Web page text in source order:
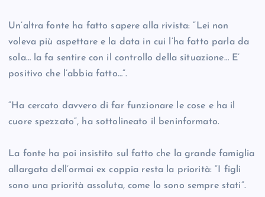
Un’altra fonte ha fatto sapere alla rivista: “Lei non
voleva più aspettare e la data in cui l’ha fatto parla da
sola… la fa sentire con il controllo della situazione… E’
positivo che l’abbia fatto…”.
“Ha cercato davvero di far funzionare le cose e ha il
cuore spezzato”, ha sottolineato il beninformato.
La fonte ha poi insistito sul fatto che la grande famiglia
allargata dell’ormai ex coppia resta la priorità: “I figli
sono una priorità assoluta, come lo sono sempre stati”.